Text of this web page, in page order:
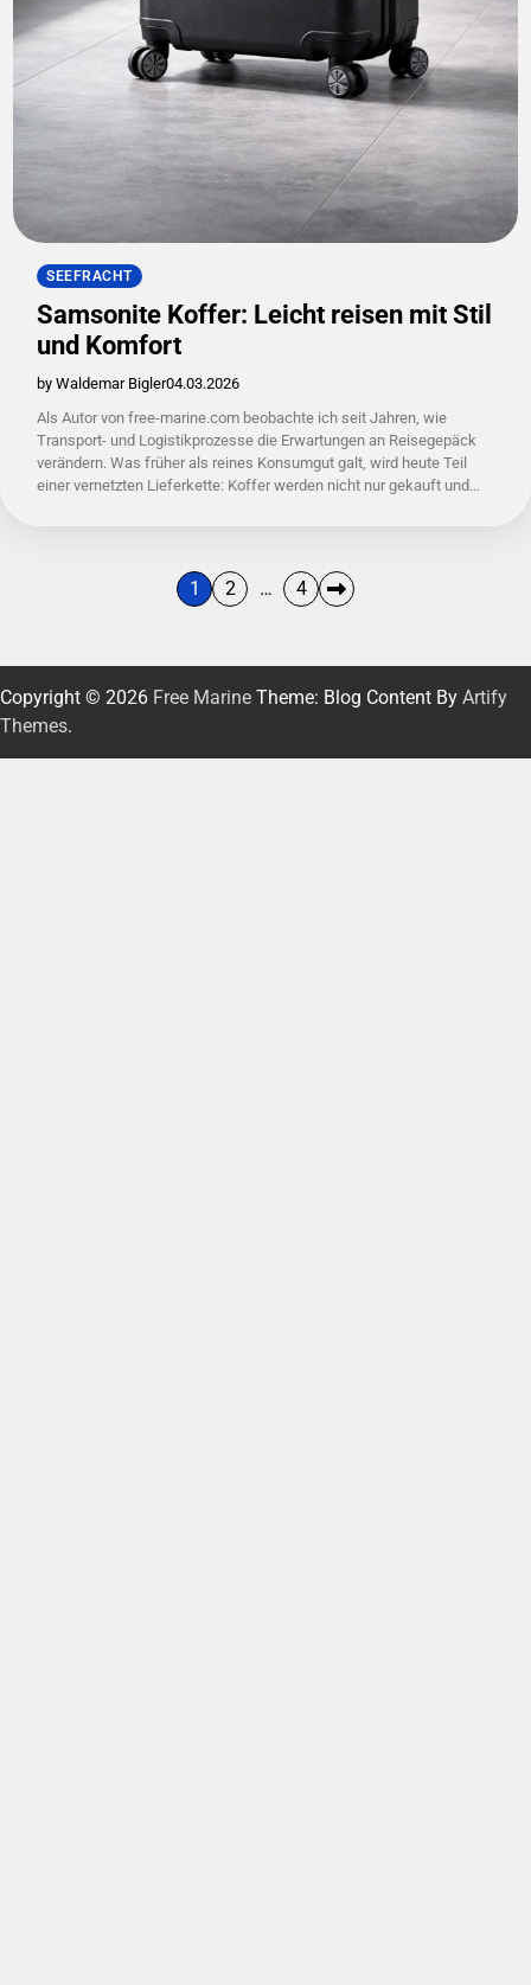
SEEFRACHT
Samsonite Koffer: Leicht reisen mit Stil
und Komfort
by Waldemar Bigler04.03.2026
Als Autor von free-marine.com beobachte ich seit Jahren, wie
Transport- und Logistikprozesse die Erwartungen an Reisegepäck
verändern. Was früher als reines Konsumgut galt, wird heute Teil
einer vernetzten Lieferkette: Koffer werden nicht nur gekauft und…
Seitennummerierung
Beiträge
1 2 … 4
Copyright © 2026 Free Marine Theme: Blog Content By Artify
Themes.